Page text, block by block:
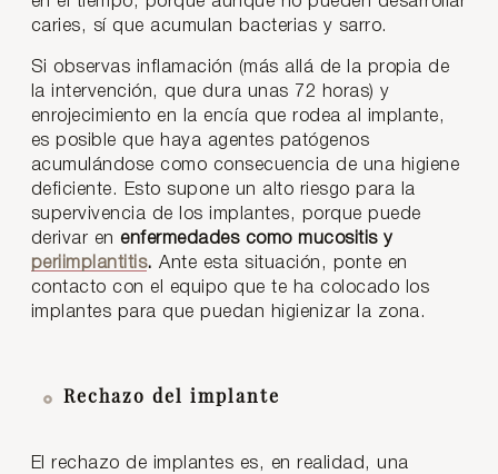
caries, sí que acumulan bacterias y sarro.
Si observas inflamación (más allá de la propia de
la intervención, que dura unas 72 horas) y
enrojecimiento en la encía que rodea al implante,
es posible que haya agentes patógenos
acumulándose como consecuencia de una higiene
deficiente. Esto supone un alto riesgo para la
supervivencia de los implantes, porque puede
derivar en enfermedades como mucositis y
periimplantitis.Ante esta situación, ponte en
contacto con el equipo que te ha colocado los
implantes para que puedan higienizar la zona.
Rechazo del implante
El rechazo de implantes es, en realidad, una